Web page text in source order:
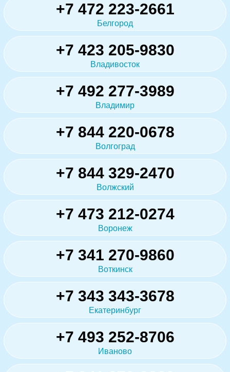
+7 472 223-2661
Белгород
+7 423 205-9830
Владивосток
+7 492 277-3989
Владимир
+7 844 220-0678
Волгоград
+7 844 329-2470
Волжский
+7 473 212-0274
Воронеж
+7 341 270-9860
Воткинск
+7 343 343-3678
Екатеринбург
+7 493 252-8706
Иваново